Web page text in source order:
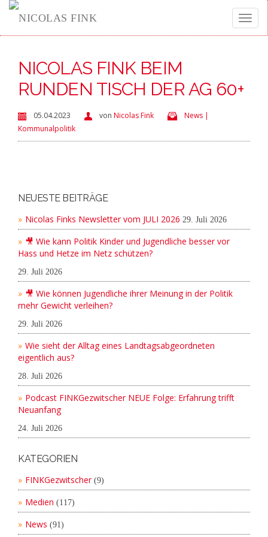
Toggle
NICOLAS FINK BEIM
RUNDEN TISCH DER AG 60+
05.04.2023 von Nicolas Fink
News |
Kommunalpolitik
NEUESTE BEITRÄGE
Nicolas Finks Newsletter vom JULI 2026 29. Juli 2026
🎥 Wie kann Politik Kinder und Jugendliche besser vor
Hass und Hetze im Netz schützen?
29. Juli 2026
🎥 Wie können Jugendliche ihrer Meinung in der Politik
mehr Gewicht verleihen?
29. Juli 2026
Wie sieht der Alltag eines Landtagsabgeordneten
eigentlich aus?
28. Juli 2026
Podcast FINKGezwitscher NEUE Folge: Erfahrung trifft
Neuanfang
24. Juli 2026
KATEGORIEN
FINKGezwitscher(9)
Medien (117)
News (91)